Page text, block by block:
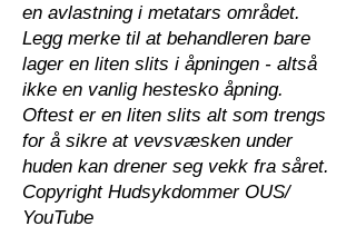
en avlastning i metatars området.
Legg merke til at behandleren bare
lager en liten slits i åpningen - altså
ikke en vanlig hestesko åpning.
Oftest er en liten slits alt som trengs
for å sikre at vevsvæsken under
huden kan drener seg vekk fra såret.
Copyright Hudsykdommer OUS/
YouTube